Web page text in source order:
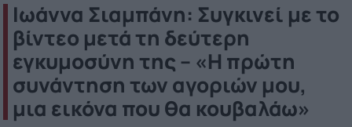
Ιωάννα Σιαμπάνη: Συγκινεί με το
βίντεο μετά τη δεύτερη
εγκυμοσύνη της – «H πρώτη
συνάντηση των αγοριών μου,
μια εικόνα που θα κουβαλάω»